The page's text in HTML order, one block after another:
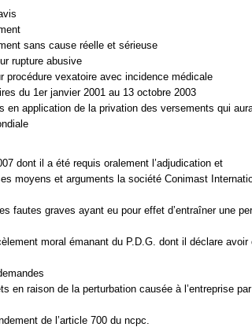
sans cause réelle et sérieuse
rupture abusive
procédure vexatoire avec incidence médicale
du 1er janvier 2001 au 13 octobre 2003
en application de la privation des versements qui
dont il a été requis oralement l’adjudication et
moyens et arguments la société Conimast
fautes graves ayant eu pour effet d’entraîner une
moral émanant du P.D.G. dont il déclare avoir
en raison de la perturbation causée à l’entreprise
de l’article 700 du ncpc.